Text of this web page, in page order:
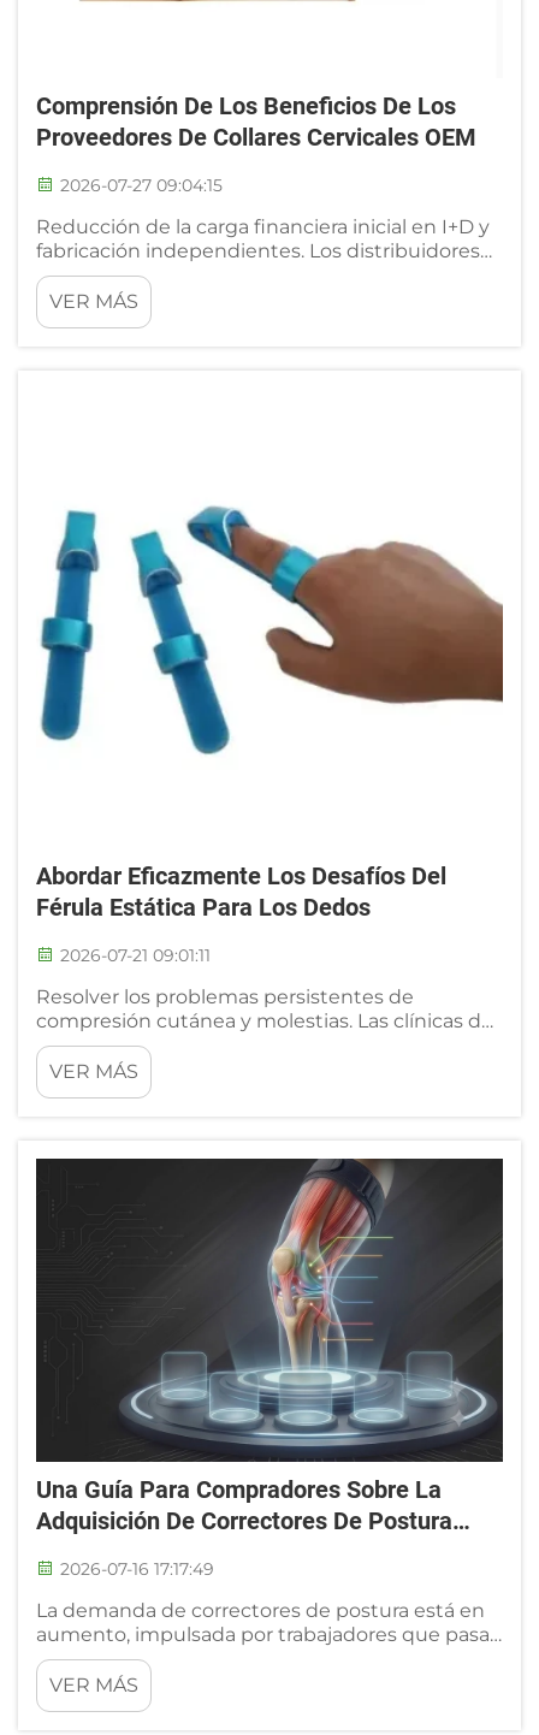
Comprensión De Los Beneficios De Los
Proveedores De Collares Cervicales OEM
2026-07-27 09:04:15
Reducción de la carga financiera inicial en I+D y
fabricación independientes. Los distribuidores
médicos, las cadenas de clínicas de
rehabilitación y los operadores emergentes de
marcas ortopédicas enfrentan una fuerte
VER MÁS
Abordar Eficazmente Los Desafíos Del
Férula Estática Para Los Dedos
2026-07-21 09:01:11
Resolver los problemas persistentes de
compresión cutánea y molestias. Las clínicas de
terapia manual y las unidades de ortopedia
reciben con frecuencia quejas de pacientes
sobre irritación cutánea dolorosa al usar férulas
VER MÁS
Una Guía Para Compradores Sobre La
Adquisición De Correctores De Postura
2026-07-16 17:17:49
La demanda de correctores de postura está en
aumento, impulsada por trabajadores que pasan
mucho tiempo sentados frente a un escritorio,
poblaciones envejecientes y consumidores
conscientes de la rehabilitación. Para
VER MÁS